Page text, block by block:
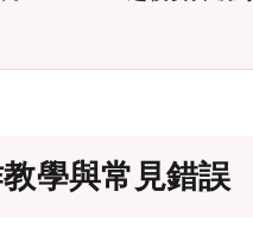
學與常見錯誤